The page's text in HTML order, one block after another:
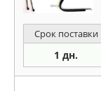
Срок поставки
1 дн.